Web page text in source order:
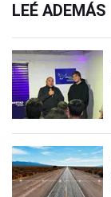
LEÉ ADEMÁS